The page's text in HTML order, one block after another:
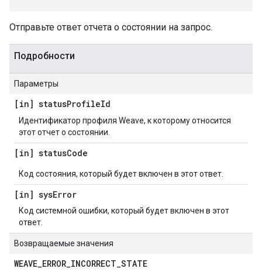
Отправьте ответ отчета о состоянии на запрос.
Подробности
Параметры
[in] statusProfileId
Идентификатор профиля Weave, к которому относится
этот отчет о состоянии.
[in] statusCode
Код состояния, который будет включен в этот ответ.
[in] sysError
Код системной ошибки, который будет включен в этот
ответ.
Возвращаемые значения
WEAVE_ERROR_INCORRECT_STATE